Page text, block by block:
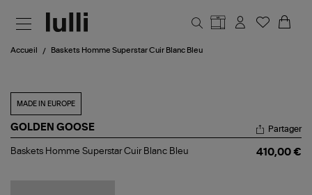
Accueil Baskets Homme Superstar Cuir Blanc Bleu
MADE IN EUROPE
GOLDEN GOOSE
Baskets
Partager
Baskets Homme Superstar Cuir Blanc Bleu 410,00 €